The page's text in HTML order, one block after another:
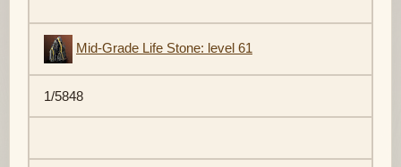
Mid-Grade Life Stone: level 61
1/5848